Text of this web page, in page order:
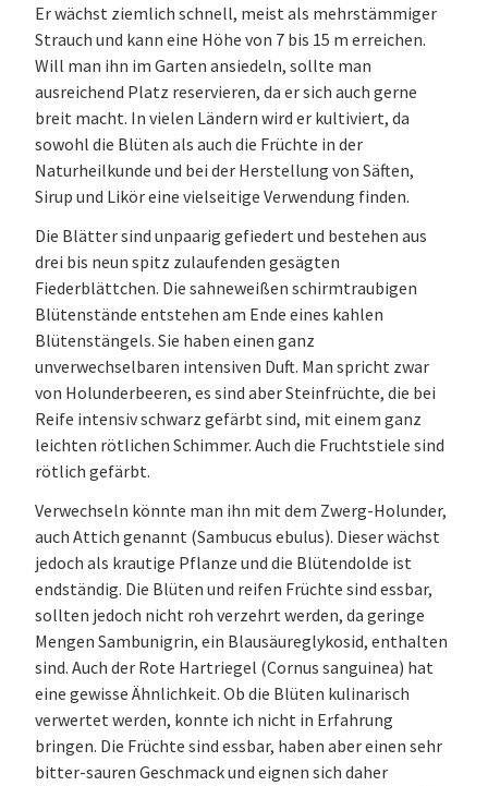
Er wächst ziemlich schnell, meist als mehrstämmiger
Strauch und kann eine Höhe von 7 bis 15 m erreichen.
Will man ihn im Garten ansiedeln, sollte man
ausreichend Platz reservieren, da er sich auch gerne
breit macht. In vielen Ländern wird er kultiviert, da
sowohl die Blüten als auch die Früchte in der
Naturheilkunde und bei der Herstellung von Säften,
Sirup und Likör eine vielseitige Verwendung finden.
Die Blätter sind unpaarig gefiedert und bestehen aus
drei bis neun spitz zulaufenden gesägten
Fiederblättchen. Die sahneweißen schirmtraubigen
Blütenstände entstehen am Ende eines kahlen
Blütenstängels. Sie haben einen ganz
unverwechselbaren intensiven Duft. Man spricht zwar
von Holunderbeeren, es sind aber Steinfrüchte, die bei
Reife intensiv schwarz gefärbt sind, mit einem ganz
leichten rötlichen Schimmer. Auch die Fruchtstiele sind
rötlich gefärbt.
Verwechseln könnte man ihn mit dem Zwerg-Holunder,
auch Attich genannt (Sambucus ebulus). Dieser wächst
jedoch als krautige Pflanze und die Blütendolde ist
endständig. Die Blüten und reifen Früchte sind essbar,
sollten jedoch nicht roh verzehrt werden, da geringe
Mengen Sambunigrin, ein Blausäureglykosid, enthalten
sind. Auch der Rote Hartriegel (Cornus sanguinea) hat
eine gewisse Ähnlichkeit. Ob die Blüten kulinarisch
verwertet werden, konnte ich nicht in Erfahrung
bringen. Die Früchte sind essbar, haben aber einen sehr
bitter-sauren Geschmack und eignen sich daher